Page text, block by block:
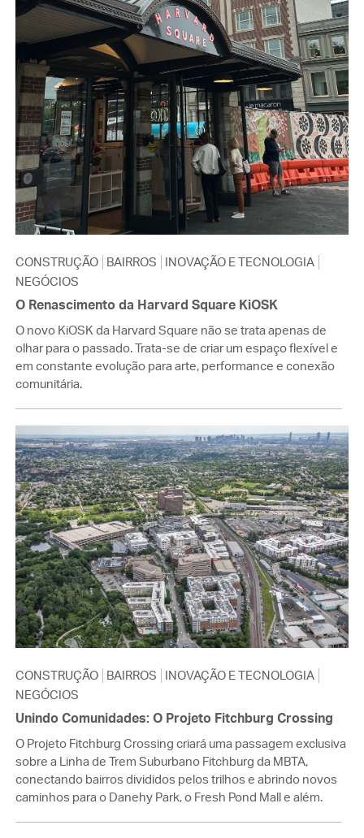
CONSTRUÇÃO BAIRROS
INOVAÇÃO E TECNOLOGIA
NEGÓCIOS
O Renascimento da Harvard Square KiOSK
O novo KiOSK da Harvard Square não se trata apenas de
olhar para o passado. Trata-se de criar um espaço flexível e
em constante evolução para arte, performance e conexão
comunitária.
CONSTRUÇÃO BAIRROS
INOVAÇÃO E TECNOLOGIA
NEGÓCIOS
Unindo Comunidades: O Projeto Fitchburg Crossing
O Projeto Fitchburg Crossing criará uma passagem exclusiva
sobre a Linha de Trem Suburbano Fitchburg da MBTA,
conectando bairros divididos pelos trilhos e abrindo novos
caminhos para o Danehy Park, o Fresh Pond Mall e além.